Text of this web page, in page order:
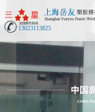
13023113825